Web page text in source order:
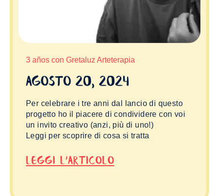
3 años con Gretaluz Arteterapia
Agosto 20, 2024
Per celebrare i tre anni dal lancio di questo
progetto ho il piacere di condividere con voi
un invito creativo (anzi, più di uno!)
Leggi per scoprire di cosa si tratta
Leggi L'articolo